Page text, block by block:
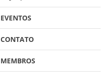
EVENTOS
CONTATO
MEMBROS